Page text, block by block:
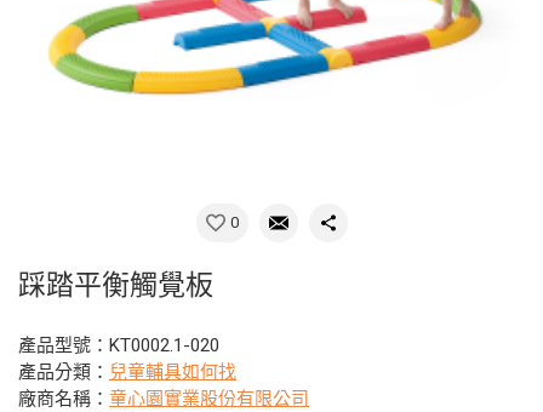
0
踩踏平衡觸覺板
產品型號：KT0002.1-020
產品分類： 兒童輔具如何找
廠商名稱： 童心園實業股份有限公司